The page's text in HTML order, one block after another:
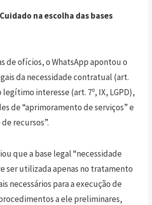
Cuidado na escolha das bases
de ofícios, o WhatsApp apontou o
da necessidade contratual (art.
legítimo interesse (art. 7º, IX, LGPD),
de “aprimoramento de serviços” e
recursos”.
que a base legal “necessidade
ser utilizada apenas no tratamento
necessários para a execução de
a ele preliminares,